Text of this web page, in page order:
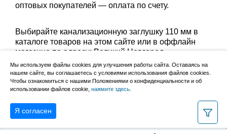
оптовых покупателей — оплата по счету.
Выбирайте канализационную заглушку 110 мм в
каталоге товаров на этом сайте или в оффлайн
магазине по адресу: Великий Новгород,
Сырковское шоссе, 8а (по будням с 9:00 до 17:00, в
субботу с 9:00 до 13:00). Забрать заказ можно
лично в пункте выдачи или оформить доставку до
дома.
Мы используем файлы cookies для улучшения работы сайта. Оставаясь на
нашем сайте, вы соглашаетесь с условиями использования файлов cookies.
Чтобы ознакомиться с нашими Положениями о конфиденциальности и об
использовании файлов cookie, нажмите здесь
Я согласен